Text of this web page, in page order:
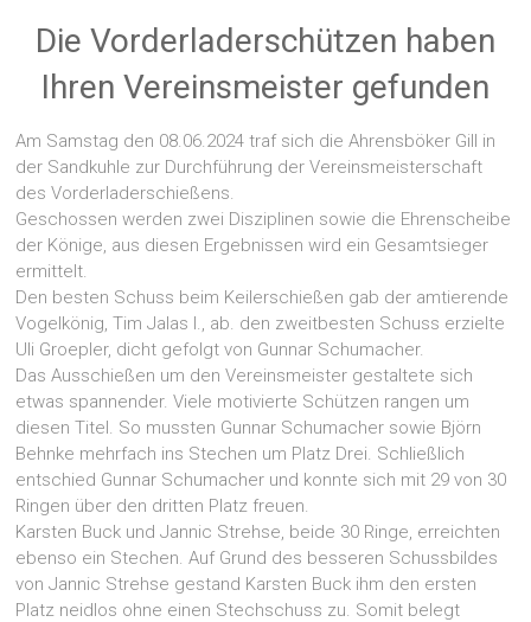
Die Vorderladerschützen haben
Ihren Vereinsmeister gefunden
Am Samstag den 08.06.2024 traf sich die Ahrensböker Gill in
der Sandkuhle zur Durchführung der Vereinsmeisterschaft
des Vorderladerschießens.
Geschossen werden zwei Disziplinen sowie die Ehrenscheibe
der Könige, aus diesen Ergebnissen wird ein Gesamtsieger
ermittelt.
Den besten Schuss beim Keilerschießen gab der amtierende
Vogelkönig, Tim Jalas I., ab. den zweitbesten Schuss erzielte
Uli Groepler, dicht gefolgt von Gunnar Schumacher.
Das Ausschießen um den Vereinsmeister gestaltete sich
etwas spannender. Viele motivierte Schützen rangen um
diesen Titel. So mussten Gunnar Schumacher sowie Björn
Behnke mehrfach ins Stechen um Platz Drei. Schließlich
entschied Gunnar Schumacher und konnte sich mit 29 von 30
Ringen über den dritten Platz freuen.
Karsten Buck und Jannic Strehse, beide 30 Ringe, erreichten
ebenso ein Stechen. Auf Grund des besseren Schussbildes
von Jannic Strehse gestand Karsten Buck ihm den ersten
Platz neidlos ohne einen Stechschuss zu. Somit belegt